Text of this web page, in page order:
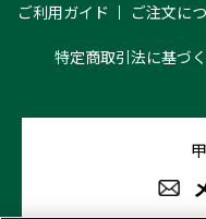
ご利用ガイド ご注文に
特定商取引法に基づ